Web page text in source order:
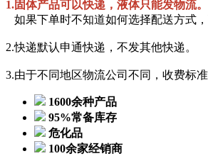
1.固体产品可以快递，液体只能发物流。
如果下单时不知道如何选择配送方式
2.快递默认申通快递，不发其他快递。
3.由于不同地区物流公司不同，收费标
1600余种产品
95%常备库存
危化品
100余家经销商